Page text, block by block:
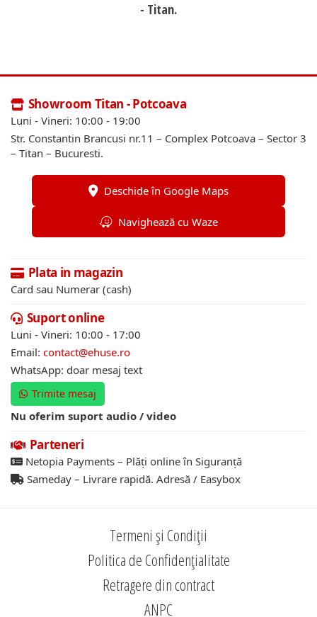
- Titan.
Showroom Titan - Potcoava
Luni - Vineri: 10:00 - 19:00
Str. Constantin Brancusi nr.11 – Complex Potcoava – Sector 3
– Titan – Bucuresti.
Deschide în Google Maps
Navighează cu Waze
Plata in magazin
Card sau Numerar (cash)
Suport online
Luni - Vineri: 10:00 - 17:00
Email: contact@ehuse.ro
WhatsApp: doar mesaj text
Trimite mesaj
Nu oferim suport audio / video
Parteneri
Netopia Payments – Plăți online în Siguranță
Sameday – Livrare rapidă. Adresă / Easybox
Termeni și Condiții
Politica de Confidențialitate
Retragere din contract
ANPC